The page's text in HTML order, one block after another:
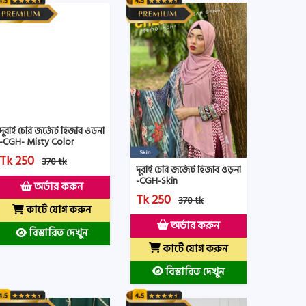
দুবাই চেরি জর্জেট হিজাব ওড়না
-CGH- Misty Color
Tk 250 370 tk
অর্ডার করুন
কার্টে যোগ করুন
বিস্তারিত দেখুন
দুবাই চেরি জর্জেট হিজাব ওড়না
-CGH-Skin
Tk 250 370 tk
অর্ডার করুন
কার্টে যোগ করুন
বিস্তারিত দেখুন